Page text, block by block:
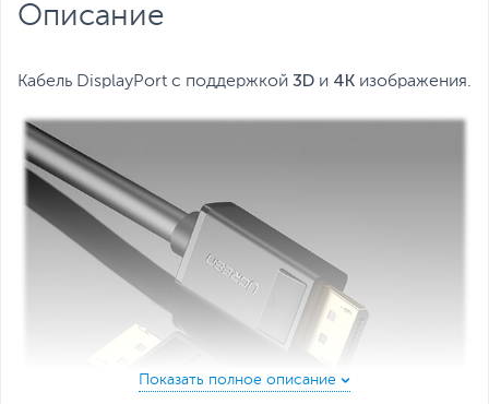
Описание
Кабель DisplayPort с поддержкой 3D и 4К изображения.